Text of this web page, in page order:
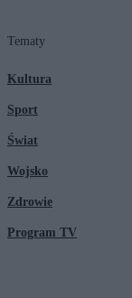
Tematy
Kultura
Sport
Świat
Wojsko
Zdrowie
Program TV